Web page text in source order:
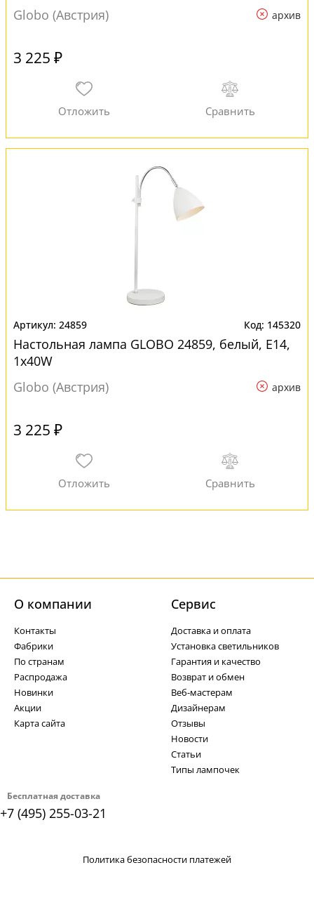
Globo (Австрия)
архив
3 225 ₽
24859 145320
Настольная лампа GLOBO 24859, белый, E14,
1x40W
Globo (Австрия)
архив
3 225 ₽
Бесплатная доставка
+7 (495) 255-03-21
О компании
Контакты
Фабрики
По странам
Распродажа
Новинки
Акции
Карта сайта
Cервис
Доставка и оплата
Установка светильников
Гарантия и качество
Возврат и обмен
Веб-мастерам
Дизайнерам
Отзывы
Новости
Статьи
Типы лампочек
Политика безопасности платежей